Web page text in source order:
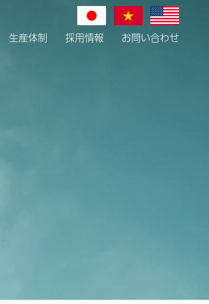
生産体制 採用情報 お問い合わせ